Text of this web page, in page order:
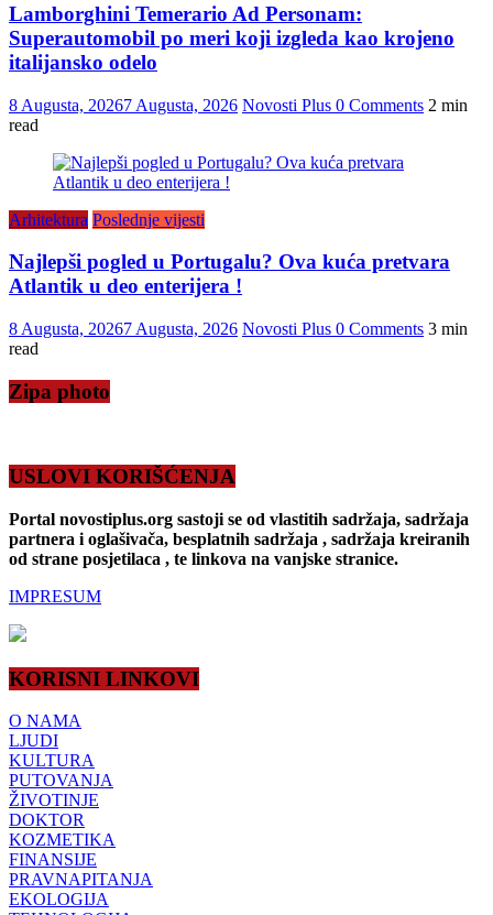
Lamborghini Temerario Ad Personam:
Superautomobil po meri koji izgleda kao krojeno
italijansko odelo
8 Augusta, 20267 Augusta, 2026 Novosti Plus 0 Comments 2 min
read
Arhitektura Poslednje vijesti
Najlepši pogled u Portugalu? Ova kuća pretvara
Atlantik u deo enterijera !
8 Augusta, 20267 Augusta, 2026 Novosti Plus 0 Comments 3 min
read
Zipa photo
USLOVI KORIŠĆENJA
Portal novostiplus.org sastoji se od vlastitih sadržaja, sadržaja
partnera i oglašivača, besplatnih sadržaja , sadržaja kreiranih
od strane posjetilaca , te linkova na vanjske stranice.
IMPRESUM
KORISNI LINKOVI
O NAMA
LJUDI
KULTURA
PUTOVANJA
ŽIVOTINJE
DOKTOR
KOZMETIKA
FINANSIJE
PRAVNAPITANJA
EKOLOGIJA